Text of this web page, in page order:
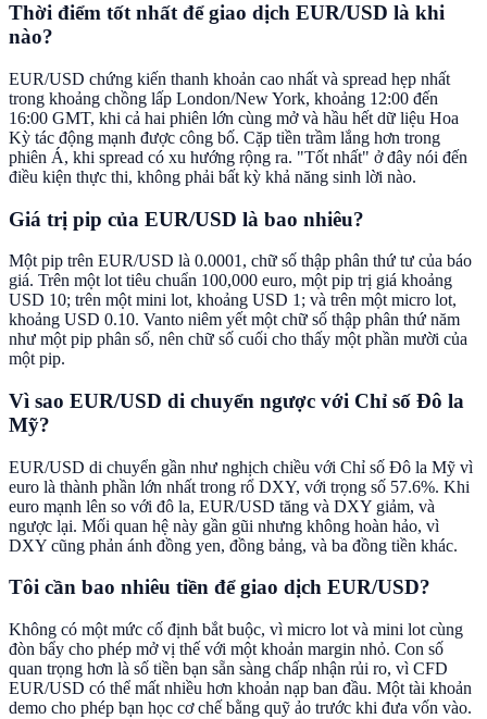
Thời điểm tốt nhất để giao dịch EUR/USD là khi
nào?
EUR/USD chứng kiến thanh khoản cao nhất và spread hẹp nhất
trong khoảng chồng lấp London/New York, khoảng 12:00 đến
16:00 GMT, khi cả hai phiên lớn cùng mở và hầu hết dữ liệu Hoa
Kỳ tác động mạnh được công bố. Cặp tiền trầm lắng hơn trong
phiên Á, khi spread có xu hướng rộng ra. "Tốt nhất" ở đây nói đến
điều kiện thực thi, không phải bất kỳ khả năng sinh lời nào.
Giá trị pip của EUR/USD là bao nhiêu?
Một pip trên EUR/USD là 0.0001, chữ số thập phân thứ tư của báo
giá. Trên một lot tiêu chuẩn 100,000 euro, một pip trị giá khoảng
USD 10; trên một mini lot, khoảng USD 1; và trên một micro lot,
khoảng USD 0.10. Vanto niêm yết một chữ số thập phân thứ năm
như một pip phân số, nên chữ số cuối cho thấy một phần mười của
một pip.
Vì sao EUR/USD di chuyển ngược với Chỉ số Đô la
Mỹ?
EUR/USD di chuyển gần như nghịch chiều với Chỉ số Đô la Mỹ vì
euro là thành phần lớn nhất trong rổ DXY, với trọng số 57.6%. Khi
euro mạnh lên so với đô la, EUR/USD tăng và DXY giảm, và
ngược lại. Mối quan hệ này gần gũi nhưng không hoàn hảo, vì
DXY cũng phản ánh đồng yen, đồng bảng, và ba đồng tiền khác.
Tôi cần bao nhiêu tiền để giao dịch EUR/USD?
Không có một mức cố định bắt buộc, vì micro lot và mini lot cùng
đòn bẩy cho phép mở vị thế với một khoản margin nhỏ. Con số
quan trọng hơn là số tiền bạn sẵn sàng chấp nhận rủi ro, vì CFD
EUR/USD có thể mất nhiều hơn khoản nạp ban đầu. Một tài khoản
demo cho phép bạn học cơ chế bằng quỹ ảo trước khi đưa vốn vào.